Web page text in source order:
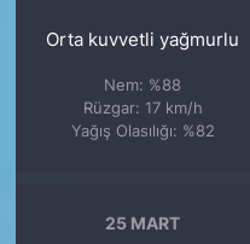
Orta kuvvetli yağmurlu
Nem: %88
Rüzgar: 17 km/h
Yağış Olasılığı: %82
25 MART